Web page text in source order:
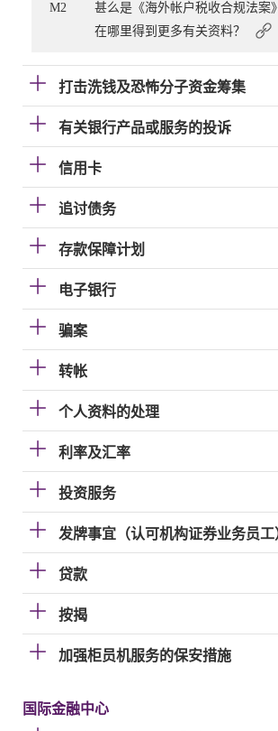
M2
甚么是《海外帐户税收合规法案
在哪里得到更多有关资料？
打击洗钱及恐怖分子资金筹集
有关银行产品或服务的投诉
信用卡
追讨债务
存款保障计划
电子银行
骗案
转帐
个人资料的处理
利率及汇率
投资服务
发牌事宜（认可机构证券业务员工
贷款
按揭
加强柜员机服务的保安措施
国际金融中心